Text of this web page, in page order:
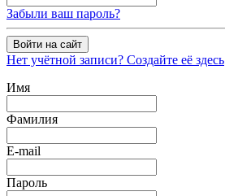
Забыли ваш пароль?
Войти на сайт
Нет учётной записи? Создайте её здесь
Имя
Фамилия
E-mail
Пароль